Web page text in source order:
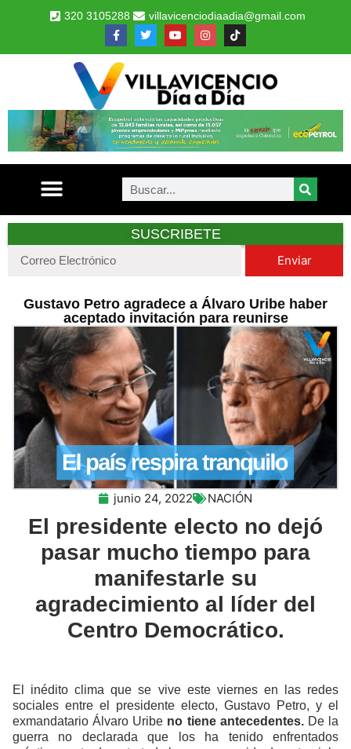
320 3105288 villavicenciodiaadia@gmail.com
SUSCRIBETE
Enviar
Gustavo Petro agradece a Álvaro Uribe haber
aceptado invitación para reunirse
junio 24, 2022 NACIÓN
El presidente electo no dejó
pasar mucho tiempo para
manifestarle su
agradecimiento al líder del
Centro Democrático.
El inédito clima que se vive este viernes en las redes
sociales entre el presidente electo, Gustavo Petro, y el
exmandatario Álvaro Uribe no tiene antecedentes.De la
guerra no declarada que los ha tenido enfrentados